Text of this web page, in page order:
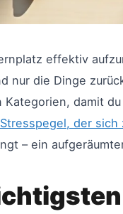
effektiv
nur die Dinge
Kategorien, damit
der sich
– ein